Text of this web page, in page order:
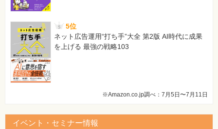
127ページ 図1
論理式1 注文数は10Kg以内である
論理式2 注文数は20Kg以内である
[正]
論理式1 注文数は10Kgより小さい
論理式2 注文数は20Kgより小さい
【 第4刷にて修正 】
5位
ネット広告運用“打ち手”大全 第2版 AI時代に成果
を上げる 最強の戦略103
※Amazon.co.jp調べ：7月5日〜7月11日
イベント・セミナー情報